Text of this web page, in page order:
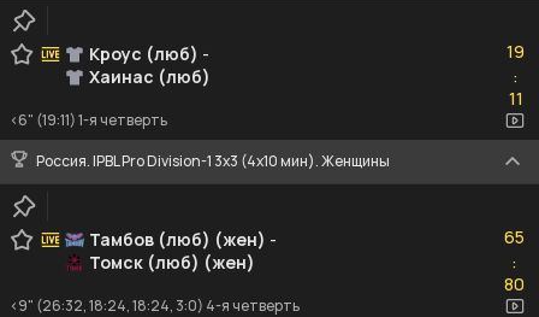
Кроус (люб) -
Хаинас (люб)
19
:11
11
<6" (19:11) 1-я четверть
Россия. IPBL Pro Division-1 3x3 (4x10 мин). Женщины
Тамбов (люб) (жен) -
Томск (люб) (жен)
65
:80
80
<9" (26:32, 18:24, 18:24, 3:0) 4-я четверть